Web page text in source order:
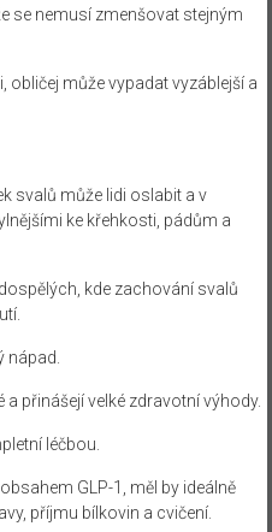
se nemusí zmenšovat stejným
obličej může vypadat vyzáblejší a
svalů může lidi oslabit a v
ke křehkosti, pádům a
kde zachování svalů
nápad.
přinášejí velké zdravotní výhody.
léčbou.
GLP-1, měl by ideálně
příjmu bílkovin a cvičení.